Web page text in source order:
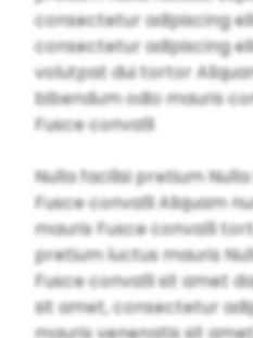
consectetur adipiscing
consectetur adipiscing
volutpat dui tortor
bibendum odio mauris
Fusce convalli
Nulla facilisi pretium
Fusce convalli Aliquam
mauris Fusce convalli
pretium luctus mauris
Fusce convalli sit amet
sit amet, consectetur